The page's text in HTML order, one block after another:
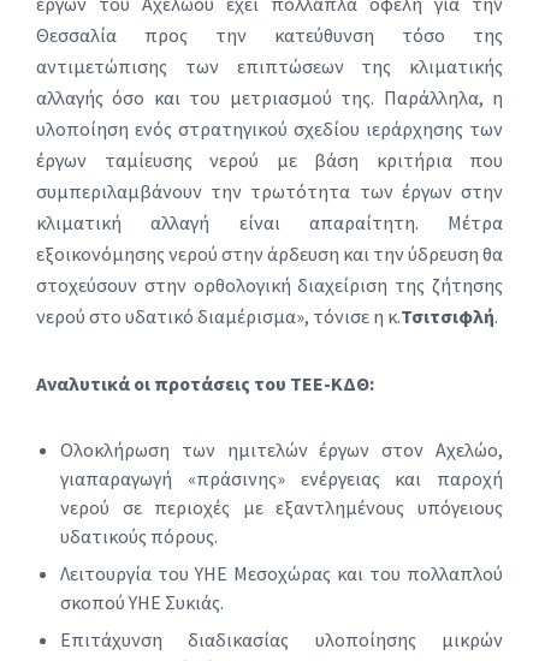
Θεσσαλία προς την κατεύθυνση τόσο της
αντιμετώπισης των επιπτώσεων της κλιματικής
αλλαγής όσο και του μετριασμού της. Παράλληλα, η
υλοποίηση ενός στρατηγικού σχεδίου ιεράρχησης των
έργων ταμίευσης νερού με βάση κριτήρια που
συμπεριλαμβάνουν την τρωτότητα των έργων στην
κλιματική αλλαγή είναι απαραίτητη. Μέτρα
εξοικονόμησης νερού στην άρδευση και την ύδρευση θα
στοχεύσουν στην ορθολογική διαχείριση της ζήτησης
νερού στο υδατικό διαμέρισμα», τόνισε η κ.Τσιτσιφλή.
Αναλυτικά οι προτάσεις του ΤΕΕ-ΚΔΘ:
Ολοκλήρωση των ημιτελών έργων στον Αχελώο,
γιαπαραγωγή «πράσινης» ενέργειας και παροχή
νερού σε περιοχές με εξαντλημένους υπόγειους
υδατικούς πόρους.
Λειτουργία του ΥΗΕ Μεσοχώρας και του πολλαπλού
σκοπού ΥΗΕ Συκιάς.
Επιτάχυνση διαδικασίας υλοποίησης μικρών